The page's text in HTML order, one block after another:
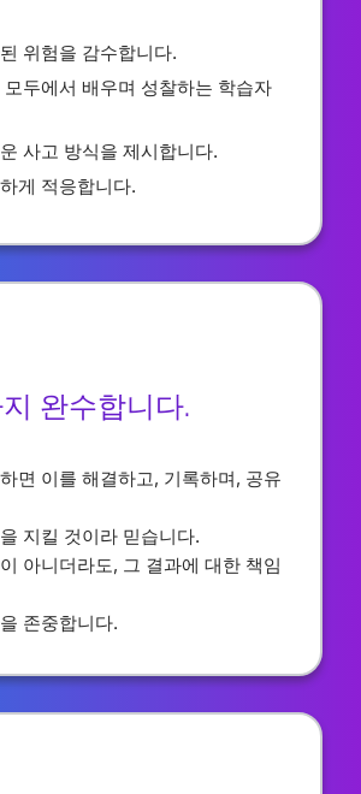
위험을 감수합니다.
두에서 배우며 성찰하는 학습자
사고 방식을 제시합니다.
게 적응합니다.
완수합니다.
면 이를 해결하고, 기록하며, 공유
지킬 것이라 믿습니다.
아니더라도, 그 결과에 대한 책임
존중합니다.